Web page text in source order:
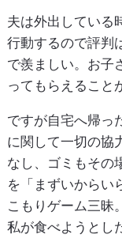
夫は外出している
行動するので評判
で羨ましい。お子
ってもらえること
ですが自宅へ帰っ
に関して一切の協
なし、ゴミもその
を「まずいからい
こもりゲーム三昧
私が食べようとし